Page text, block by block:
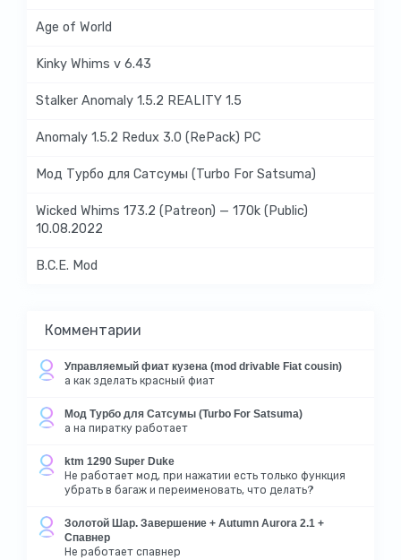
Age of World
Kinky Whims v 6.43
Stalker Anomaly 1.5.2 REALITY 1.5
Anomaly 1.5.2 Redux 3.0 (RePack) PC
Мод Турбо для Сатсумы (Turbo For Satsuma)
Wicked Whims 173.2 (Patreon) — 170k (Public)
10.08.2022
B.C.E. Mod
Комментарии
Управляемый фиат кузена (mod drivable Fiat cousin)
а как зделать красный фиат
Мод Турбо для Сатсумы (Turbo For Satsuma)
а на пиратку работает
ktm 1290 Super Duke
Не работает мод, при нажатии есть только функция
убрать в багаж и переименовать, что делать?
Золотой Шар. Завершение + Autumn Aurora 2.1 +
Спавнер
Не работает спавнер